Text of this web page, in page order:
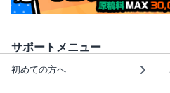
サポートメニュー
初めての方へ